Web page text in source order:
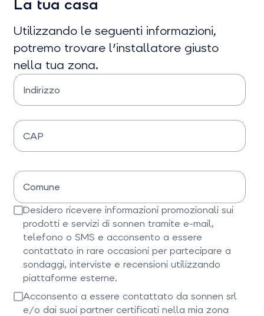
La tua casa
Utilizzando le seguenti informazioni,
potremo trovare l'installatore giusto
nella tua zona.
Indirizzo
CAP
Comune
Inserisci il tuo comune
Desidero ricevere informazioni promozionali sui
prodotti e servizi di sonnen tramite e-mail,
telefono o SMS e acconsento a essere
contattato in rare occasioni per partecipare a
sondaggi, interviste e recensioni utilizzando
piattaforme esterne.
Seleziona questa opzione per confermare.
Acconsento a essere contattato da sonnen srl
e/o dai suoi partner certificati nella mia zona